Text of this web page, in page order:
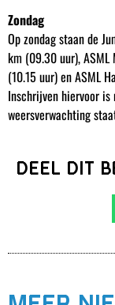
Zondag
Op zondag staan de
km (09.30 uur),
(10.15 uur) en ASML
Inschrijven hiervoor
weersverwachting
DEEL DIT